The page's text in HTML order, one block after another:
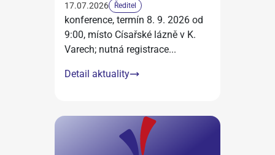
17.07.2026 Ředitel
konference, termín 8. 9. 2026 od
9:00, místo Císařské lázně v K.
Varech; nutná registrace...
Detail aktuality